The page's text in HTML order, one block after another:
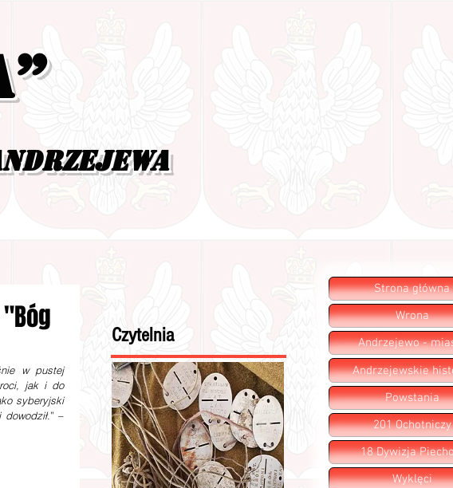
w pustej
jak i do
syberyjski
.” –
Czytelnia
Strona główna
Wrona
Andrzejewo -
Andrzejewskie
Powstania
201 Ochotniczy
18 Dywizja
Wyklęci